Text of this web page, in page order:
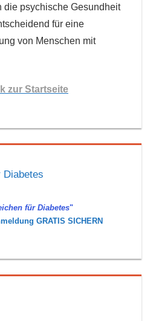
die psychische Gesundheit
für eine
von Menschen mit
zur Startseite
für Diabetes"
GRATIS SICHERN